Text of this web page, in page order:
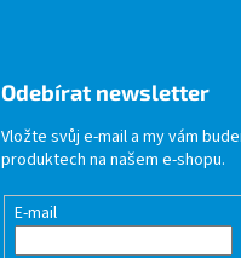
Odebírat newsletter
Vložte svůj e-mail a my vám
produktech na našem e-shopu.
E-mail